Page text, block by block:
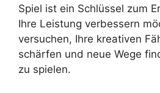
Spiel ist ein Schlüssel zum
Ihre Leistung verbessern
versuchen, Ihre kreativen
schärfen und neue Wege
zu spielen.